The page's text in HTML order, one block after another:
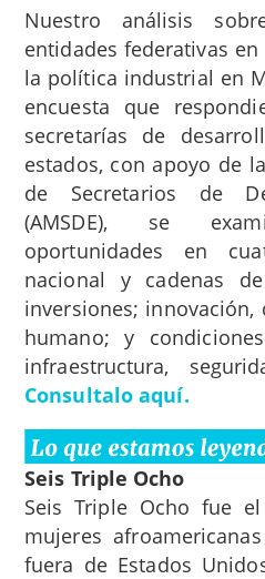
Nuestro análisis
entidades federativas
la política industrial en
encuesta que
secretarías de
estados, con apoyo de
de Secretarios de
(AMSDE), se
oportunidades en
nacional y cadenas
inversiones;
humano; y
infraestructura,
Consultalo aquí.
Seis Triple Ocho
Seis Triple Ocho fue
mujeres
fuera de Estados